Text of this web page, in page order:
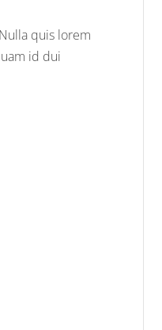
quis lorem
id dui